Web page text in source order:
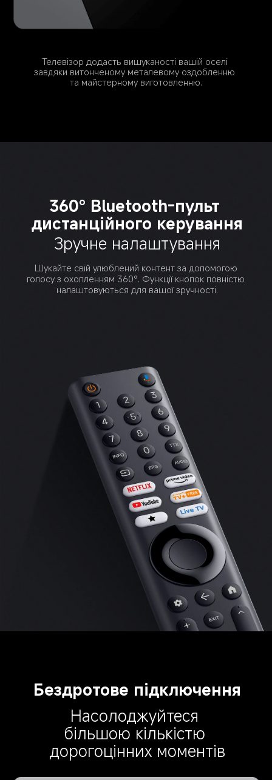
Телевізор додасть вишуканості вашій оселі
завдяки витонченому металевому оздобленню
та майстерному виготовленню.
360° Bluetooth-пульт
дистанційного керування
Зручне налаштування
Шукайте свій улюблений контент за допомогою
голосу з охопленням 360°. Функції кнопок повністю
налаштовуються для вашої зручності.
Бездротове підключення
Насолоджуйтеся
більшою кількістю
дорогоцінних моментів